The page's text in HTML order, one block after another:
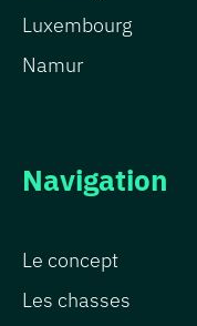
Navigation
Le concept
Les chasses
Luxembourg
Namur